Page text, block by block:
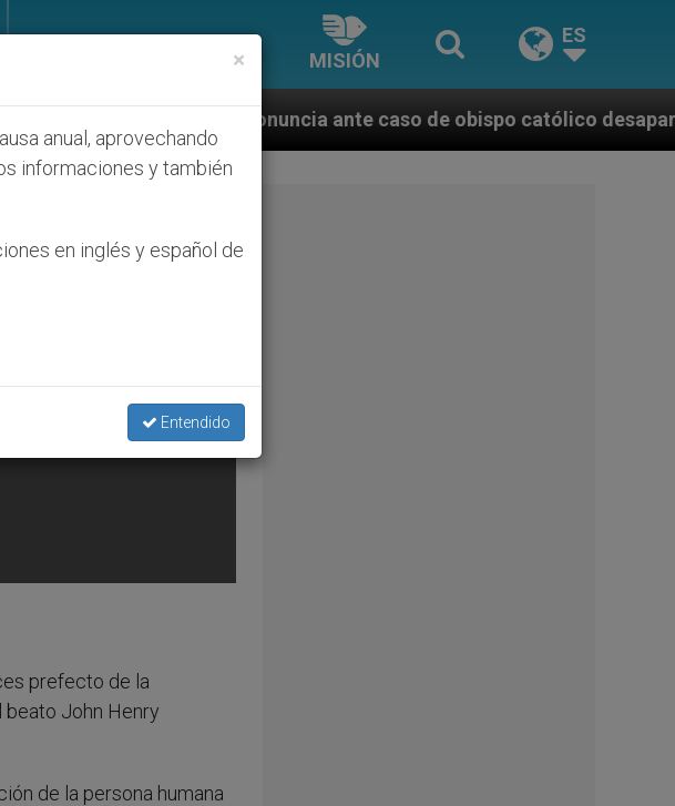
MISIÓN
ES
se pronuncia ante caso de obispo católico desaparecido por la
prefecto de la
beato John Henry
de la persona humana
×
anual, aprovechando
informaciones y también
en inglés y español de
Entendido